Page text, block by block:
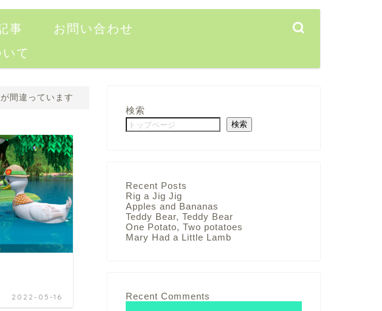
事
お問い合わせ
て
が間違っています
2022-05-16
検索
検索
Recent Posts
Rig a Jig Jig
Apples and Bananas
Teddy Bear, Teddy Bear
One Potato, Two potatoes
Mary Had a Little Lamb
Recent Comments